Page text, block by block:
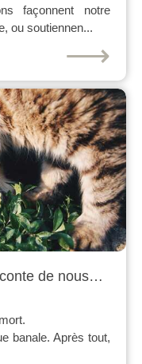
façonnent notre
ou soutiennen...
⟶
de nous…
banale. Après tout,